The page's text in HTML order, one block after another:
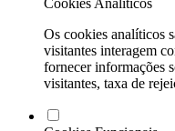
Cookies Analíticos
Os cookies analíticos
visitantes interagem
fornecer informações
visitantes, taxa de